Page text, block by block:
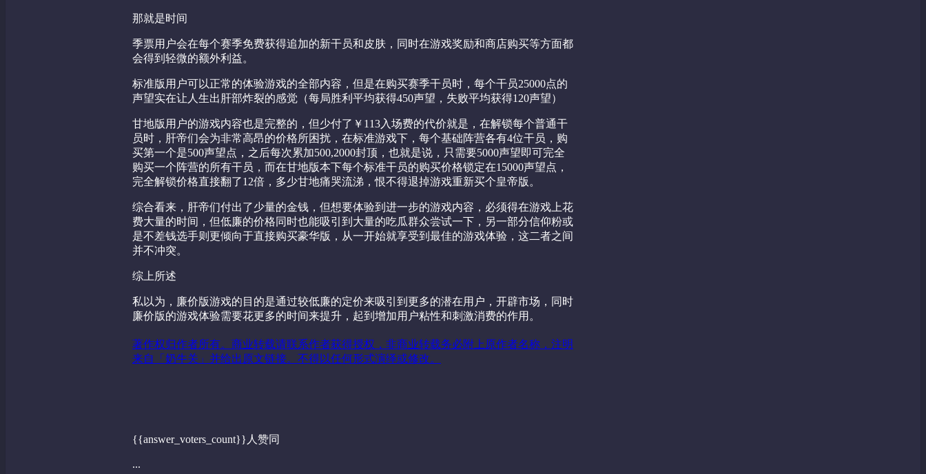
那就是时间
季票用户会在每个赛季免费获得追加的新干员和皮肤，同时在游戏奖励和商店购买等方面都
会得到轻微的额外利益。
标准版用户可以正常的体验游戏的全部内容，但是在购买赛季干员时，每个干员25000点的
声望实在让人生出肝部炸裂的感觉（每局胜利平均获得450声望，失败平均获得120声望）
甘地版用户的游戏内容也是完整的，但少付了￥113入场费的代价就是，在解锁每个普通干
员时，肝帝们会为非常高昂的价格所困扰，在标准游戏下，每个基础阵营各有4位干员，购
买第一个是500声望点，之后每次累加500,2000封顶，也就是说，只需要5000声望即可完全
购买一个阵营的所有干员，而在甘地版本下每个标准干员的购买价格锁定在15000声望点，
完全解锁价格直接翻了12倍，多少甘地痛哭流涕，恨不得退掉游戏重新买个皇帝版。
综合看来，肝帝们付出了少量的金钱，但想要体验到进一步的游戏内容，必须得在游戏上花
费大量的时间，但低廉的价格同时也能吸引到大量的吃瓜群众尝试一下，另一部分信仰粉或
是不差钱选手则更倾向于直接购买豪华版，从一开始就享受到最佳的游戏体验，这二者之间
并不冲突。
综上所述
私以为，廉价版游戏的目的是通过较低廉的定价来吸引到更多的潜在用户，开辟市场，同时
廉价版的游戏体验需要花更多的时间来提升，起到增加用户粘性和刺激消费的作用。
著作权归作者所有。商业转载请联系作者获得授权，非商业转载务必附上原作者名称，注明
来自「奶牛关」并给出原文链接。不得以任何形式演绎或修改。
{{answer_voters_count}}人赞同
...